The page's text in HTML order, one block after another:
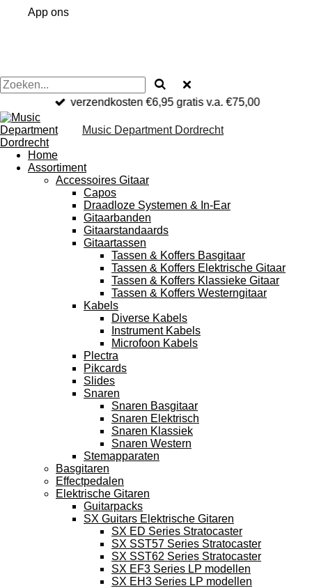
App ons
verzendkosten €6,95 gratis v.a. €75,00
Music Department Dordrecht
Home
Assortiment
Accessoires Gitaar
Capos
Draadloze Systemen & In-Ear
Gitaarbanden
Gitaarstandaards
Gitaartassen
Tassen & Koffers Basgitaar
Tassen & Koffers Elektrische Gitaar
Tassen & Koffers Klassieke Gitaar
Tassen & Koffers Westerngitaar
Kabels
Diverse Kabels
Instrument Kabels
Microfoon Kabels
Plectra
Pikcards
Slides
Snaren
Snaren Basgitaar
Snaren Elektrisch
Snaren Klassiek
Snaren Western
Stemapparaten
Basgitaren
Effectpedalen
Elektrische Gitaren
Guitarpacks
SX Guitars Elektrische Gitaren
SX ED Series Stratocaster
SX SST57 Series Stratocaster
SX SST62 Series Stratocaster
SX EF3 Series LP modellen
SX EH3 Series LP modellen